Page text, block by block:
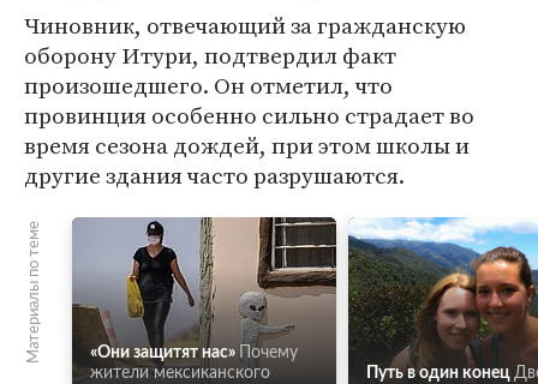
Чиновник, отвечающий за гражданскую
оборону Итури, подтвердил факт
произошедшего. Он отметил, что
провинция особенно сильно страдает во
время сезона дождей, при этом школы и
другие здания часто разрушаются.
Материалы по теме «Они защитят нас» Почему
жители мексиканского
Путь в один конец